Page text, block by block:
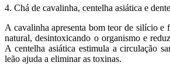
4. Chá de cavalinha, centelha asiática e
A cavalinha apresenta bom teor de silício e
natural, desintoxicando o organismo e
A centelha asiática estimula a circulação
leão ajuda a eliminar as toxinas.